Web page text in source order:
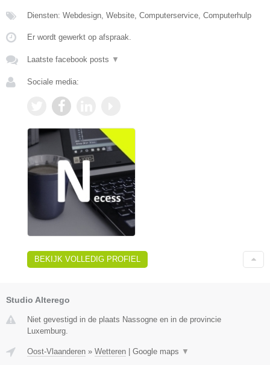
Diensten: Webdesign, Website, Computerservice, Computerhulp
Er wordt gewerkt op afspraak.
Laatste facebook posts ▼
Sociale media:
BEKIJK VOLLEDIG PROFIEL
Studio Alterego
Niet gevestigd in de plaats Nassogne en in de provincie
Luxemburg.
Oost-Vlaanderen » Wetteren Google maps ▼